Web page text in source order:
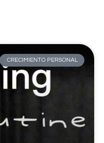
CRECIMIENTO PERSONAL